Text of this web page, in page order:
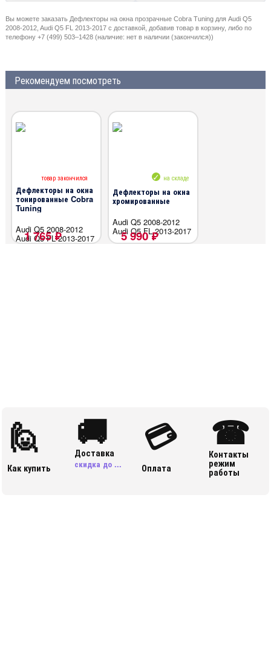
Вы можете заказать Дефлекторы на окна прозрачные Cobra Tuning для Audi Q5
2008-2012, Audi Q5 FL 2013-2017 с доставкой, добавив товар в корзину, либо по
телефону +7 (499) 503–1428 (наличие: нет в наличии (закончился))
Рекомендуем посмотреть
товар закончился
Дефлекторы на окна
тонированные Cobra
Tuning
Audi Q5 2008-2012
Audi Q5 FL 2013-2017
1 765 ₽
на складе
Дефлекторы на окна
хромированные
Audi Q5 2008-2012
Audi Q5 FL 2013-2017
5 990 ₽
🙋
Как купить
🚚
Доставка
скидка до ...
💳
Оплата
☎
Контакты
режим
работы